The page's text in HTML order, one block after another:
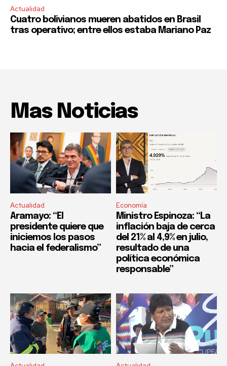
Actualidad
Cuatro bolivianos mueren abatidos en Brasil
tras operativo; entre ellos estaba Mariano Paz
Mas Noticias
Actualidad
Aramayo: “El
presidente quiere que
iniciemos los pasos
hacia el federalismo”
Economía
Ministro Espinoza: “La
inflación baja de cerca
del 21% al 4,9% en julio,
resultado de una
política económica
responsable”